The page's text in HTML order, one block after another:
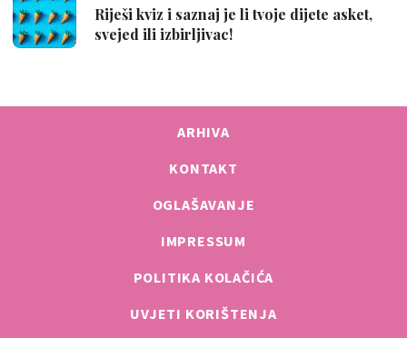
Riješi kviz i saznaj je li tvoje dijete asket,
svejed ili izbirljivac!
ARHIVA
KONTAKT
OGLAŠAVANJE
IMPRESSUM
POLITIKA KOLAČIĆA
UVJETI KORIŠTENJA